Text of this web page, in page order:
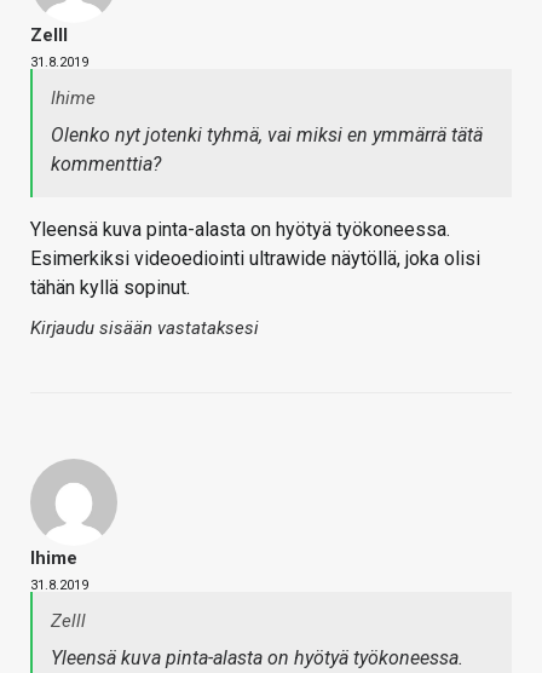
Zelll
31.8.2019
Ihime
Olenko nyt jotenki tyhmä, vai miksi en ymmärrä tätä
kommenttia?
Yleensä kuva pinta-alasta on hyötyä työkoneessa.
Esimerkiksi videoediointi ultrawide näytöllä, joka olisi
tähän kyllä sopinut.
Kirjaudu sisään vastataksesi
Ihime
31.8.2019
Zelll
Yleensä kuva pinta-alasta on hyötyä työkoneessa.